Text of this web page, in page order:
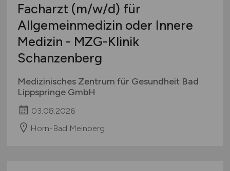
Facharzt (m/w/d) für
Allgemeinmedizin oder Innere
Medizin - MZG-Klinik
Schanzenberg
Medizinisches Zentrum für Gesundheit Bad
Lippspringe GmbH
03.08.2026
Horn-Bad Meinberg